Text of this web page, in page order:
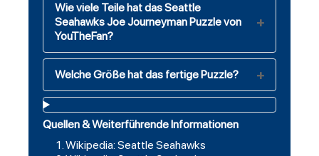
Wie viele Teile hat das Seattle
Seahawks Joe Journeyman Puzzle von
YouTheFan?
Welche Größe hat das fertige Puzzle?
Quellen & Weiterführende Informationen
Wikipedia: Seattle Seahawks